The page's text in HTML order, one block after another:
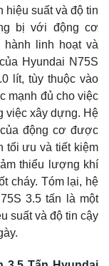
hiệu suất và độ tin
bị với động cơ
linh hoạt và
Hyundai N75S
lít, tùy thuộc vào
mạnh đủ cho việc
việc xây dựng. Hệ
động cơ được
tối ưu và tiết kiệm
thiểu lượng khí
cháy. Tóm lại, hệ
3.5 tấn là một
suất và độ tin cậy